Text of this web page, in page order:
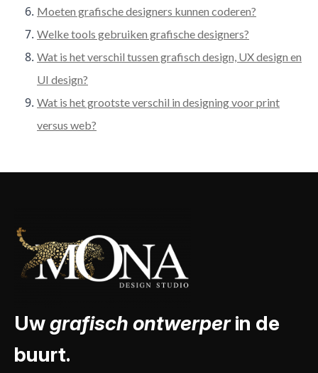
Moeten grafische designers kunnen coderen?
Welke tools gebruiken grafische designers?
Wat is het verschil tussen grafisch design, UX design en
UI design?
Wat is het grootste verschil in designing voor print
versus web?
Uwgrafisch ontwerperin de
buurt.